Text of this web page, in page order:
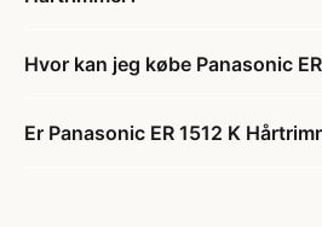
Hvor kan jeg købe Panasonic
Er Panasonic ER 1512 K